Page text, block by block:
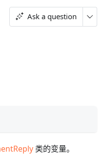
Ask a question
类的变量。